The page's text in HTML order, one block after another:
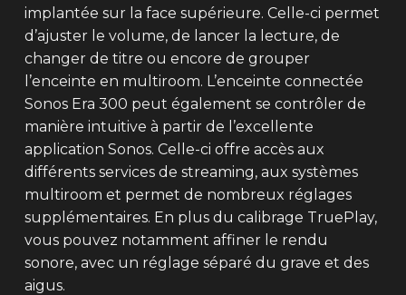
implantée sur la face supérieure. Celle-ci permet
d’ajuster le volume, de lancer la lecture, de
changer de titre ou encore de grouper
l’enceinte en multiroom. L’enceinte connectée
Sonos Era 300 peut également se contrôler de
manière intuitive à partir de l’excellente
application Sonos. Celle-ci offre accès aux
différents services de streaming, aux systèmes
multiroom et permet de nombreux réglages
supplémentaires. En plus du calibrage TruePlay,
vous pouvez notamment affiner le rendu
sonore, avec un réglage séparé du grave et des
aigus.